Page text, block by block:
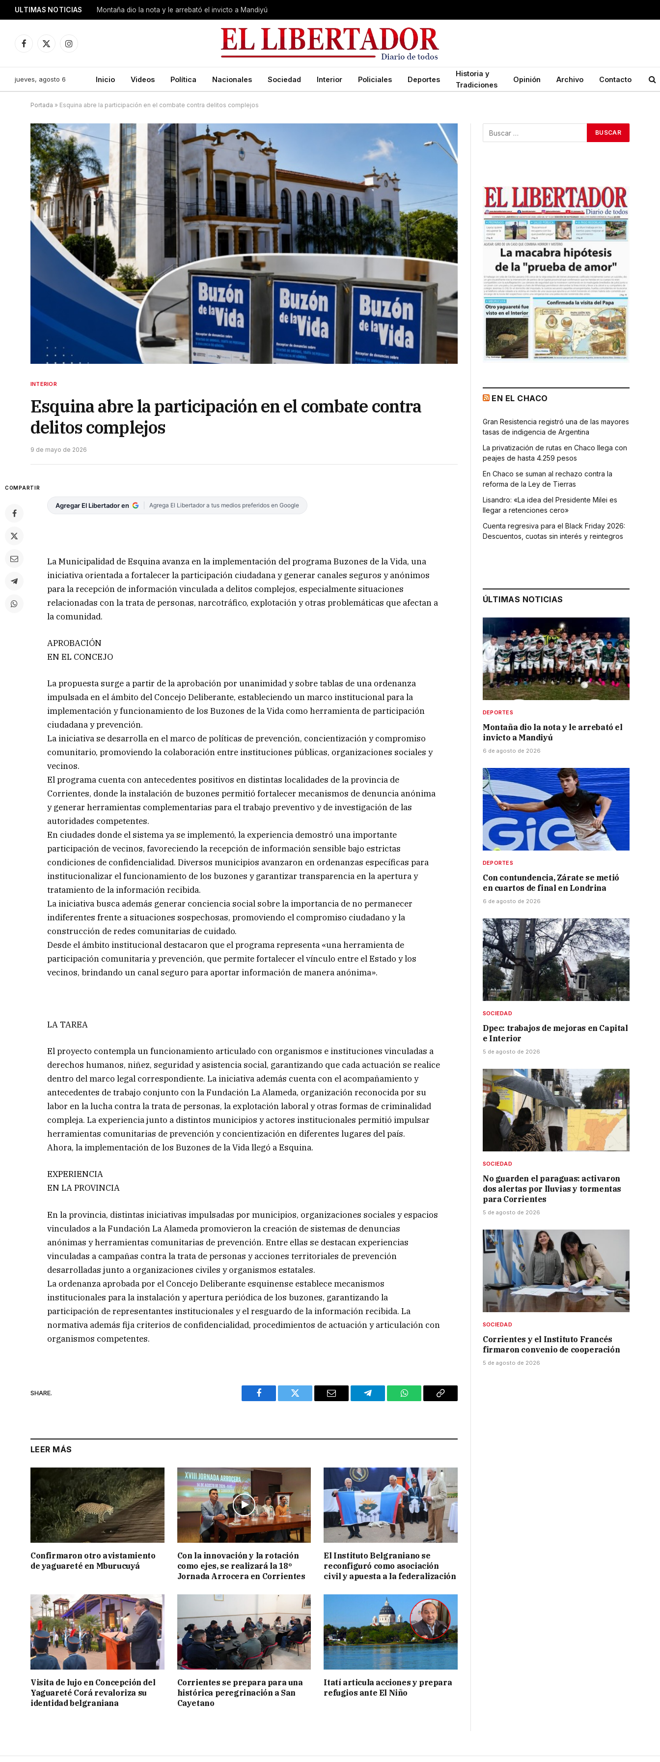
ULTIMAS NOTICIAS Montaña dio la nota y le arrebató el invicto a Mandiyú
Facebook
X
Instagram
jueves, agosto 6 Inicio Videos Política Nacionales Sociedad Interior Policiales Deportes
Historia y
Tradiciones
Opinión Archivo Contacto
Portada » Esquina abre la participación en el combate contra delitos complejos
INTERIOR
Esquina abre la participación en el combate contra
delitos complejos
9 de mayo de 2026
COMPARTIR
Agregar El Libertador en Agrega El Libertador a tus medios preferidos en Google
La Municipalidad de Esquina avanza en la implementación del programa Buzones de la Vida, una
iniciativa orientada a fortalecer la participación ciudadana y generar canales seguros y anónimos
para la recepción de información vinculada a delitos complejos, especialmente situaciones
relacionadas con la trata de personas, narcotráfico, explotación y otras problemáticas que afectan a
la comunidad.
APROBACIÓN
EN EL CONCEJO
La propuesta surge a partir de la aprobación por unanimidad y sobre tablas de una ordenanza
impulsada en el ámbito del Concejo Deliberante, estableciendo un marco institucional para la
implementación y funcionamiento de los Buzones de la Vida como herramienta de participación
ciudadana y prevención.
La iniciativa se desarrolla en el marco de políticas de prevención, concientización y compromiso
comunitario, promoviendo la colaboración entre instituciones públicas, organizaciones sociales y
vecinos.
El programa cuenta con antecedentes positivos en distintas localidades de la provincia de
Corrientes, donde la instalación de buzones permitió fortalecer mecanismos de denuncia anónima
y generar herramientas complementarias para el trabajo preventivo y de investigación de las
autoridades competentes.
En ciudades donde el sistema ya se implementó, la experiencia demostró una importante
participación de vecinos, favoreciendo la recepción de información sensible bajo estrictas
condiciones de confidencialidad. Diversos municipios avanzaron en ordenanzas específicas para
institucionalizar el funcionamiento de los buzones y garantizar transparencia en la apertura y
tratamiento de la información recibida.
La iniciativa busca además generar conciencia social sobre la importancia de no permanecer
indiferentes frente a situaciones sospechosas, promoviendo el compromiso ciudadano y la
construcción de redes comunitarias de cuidado.
Desde el ámbito institucional destacaron que el programa representa «una herramienta de
participación comunitaria y prevención, que permite fortalecer el vínculo entre el Estado y los
vecinos, brindando un canal seguro para aportar información de manera anónima».
LA TAREA
El proyecto contempla un funcionamiento articulado con organismos e instituciones vinculadas a
derechos humanos, niñez, seguridad y asistencia social, garantizando que cada actuación se realice
dentro del marco legal correspondiente. La iniciativa además cuenta con el acompañamiento y
antecedentes de trabajo conjunto con la Fundación La Alameda, organización reconocida por su
labor en la lucha contra la trata de personas, la explotación laboral y otras formas de criminalidad
compleja. La experiencia junto a distintos municipios y actores institucionales permitió impulsar
herramientas comunitarias de prevención y concientización en diferentes lugares del país.
Ahora, la implementación de los Buzones de la Vida llegó a Esquina.
EXPERIENCIA
EN LA PROVINCIA
En la provincia, distintas iniciativas impulsadas por municipios, organizaciones sociales y espacios
vinculados a la Fundación La Alameda promovieron la creación de sistemas de denuncias
anónimas y herramientas comunitarias de prevención. Entre ellas se destacan experiencias
vinculadas a campañas contra la trata de personas y acciones territoriales de prevención
desarrolladas junto a organizaciones civiles y organismos estatales.
La ordenanza aprobada por el Concejo Deliberante esquinense establece mecanismos
institucionales para la instalación y apertura periódica de los buzones, garantizando la
participación de representantes institucionales y el resguardo de la información recibida. La
normativa además fija criterios de confidencialidad, procedimientos de actuación y articulación con
organismos competentes.
SHARE.
Facebook Twitter Email Telegram WhatsAppCopy
LEER MÁS
Confirmaron otro avistamiento
de yaguareté en Mburucuyá
Con la innovación y la rotación
como ejes, se realizará la 18º
Jornada Arrocera en Corrientes
El Instituto Belgraniano se
reconfiguró como asociación
civil y apuesta a la federalización
Visita de lujo en Concepción del
Yaguareté Corá revaloriza su
identidad belgraniana
Corrientes se prepara para una
histórica peregrinación a San
Cayetano
Itatí articula acciones y prepara
refugios ante El Niño
EN EL CHACO
Gran Resistencia registró una de las mayores
tasas de indigencia de Argentina
La privatización de rutas en Chaco llega con
peajes de hasta 4.259 pesos
En Chaco se suman al rechazo contra la
reforma de la Ley de Tierras
Lisandro: «La idea del Presidente Milei es
llegar a retenciones cero»
Cuenta regresiva para el Black Friday 2026:
Descuentos, cuotas sin interés y reintegros
ÚLTIMAS NOTICIAS
DEPORTES
Montaña dio la nota y le arrebató el
invicto a Mandiyú
6 de agosto de 2026
DEPORTES
Con contundencia, Zárate se metió
en cuartos de final en Londrina
6 de agosto de 2026
SOCIEDAD
Dpec: trabajos de mejoras en Capital
e Interior
5 de agosto de 2026
SOCIEDAD
No guarden el paraguas: activaron
dos alertas por lluvias y tormentas
para Corrientes
5 de agosto de 2026
SOCIEDAD
Corrientes y el Instituto Francés
firmaron convenio de cooperación
5 de agosto de 2026